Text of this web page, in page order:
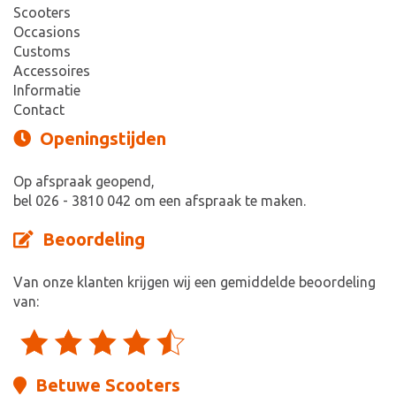
Scooters
Occasions
Customs
Accessoires
Informatie
Contact
Openingstijden
Op afspraak geopend,
bel 026 - 3810 042 om een afspraak te maken.
Beoordeling
Van onze klanten krijgen wij een gemiddelde beoordeling
van:
Betuwe Scooters